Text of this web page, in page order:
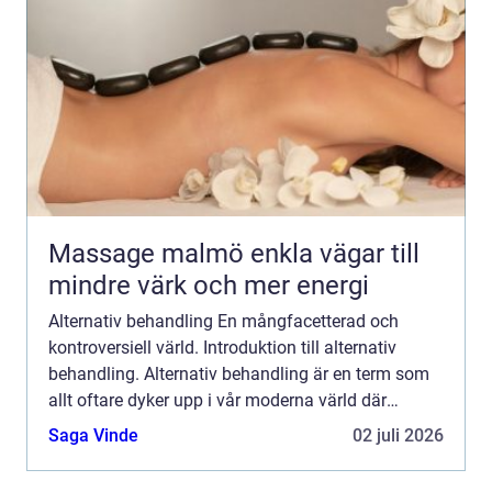
Massage malmö enkla vägar till
mindre värk och mer energi
Alternativ behandling En mångfacetterad och
kontroversiell värld. Introduktion till alternativ
behandling. Alternativ behandling är en term som
allt oftare dyker upp i vår moderna värld där
människor letar efter alternativa sätt att hantera
Saga Vinde 02 juli 2026